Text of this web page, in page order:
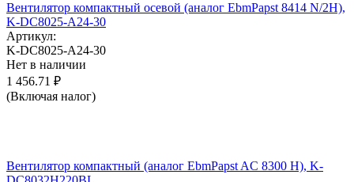
Вентилятор компактный осевой (аналог EbmPapst 8414 N/2H),
K-DC8025-A24-30
Артикул:
K-DC8025-A24-30
Нет в наличии
1 456.71 ₽
(Включая налог)
Вентилятор компактный (аналог EbmPapst AC 8300 H), K-